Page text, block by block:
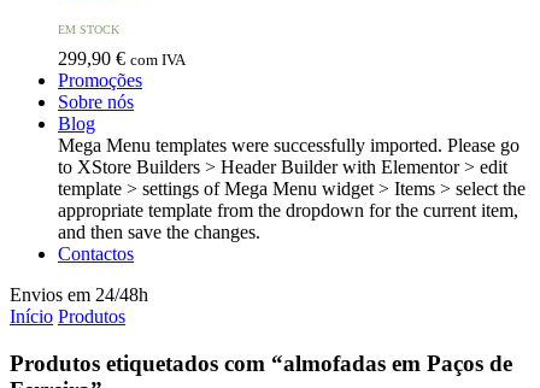
EM STOCK
299,90 € com IVA
Promoções
Sobre nós
Blog
Mega Menu templates were successfully imported. Please go
to XStore Builders > Header Builder with Elementor > edit
template > settings of Mega Menu widget > Items > select the
appropriate template from the dropdown for the current item,
and then save the changes.
Contactos
Envios em 24/48h
Início Produtos
Produtos etiquetados com “almofadas em Paços de